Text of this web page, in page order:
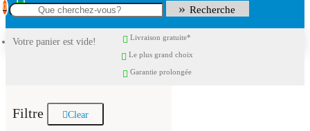
0
Votre panier est vide!
Recherche
Livraison gratuite*
Le plus grand choix
Garantie prolongée
Filtre Clear